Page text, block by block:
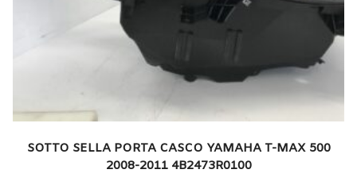
SOTTO SELLA PORTA CASCO YAMAHA T-MAX 500
2008-2011 4B2473R0100